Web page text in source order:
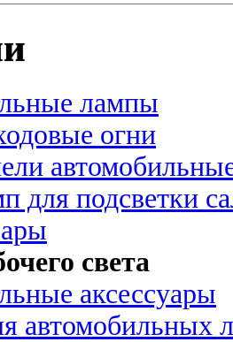
лампы
огни
для подсветки
света
аксессуары
автомобильных